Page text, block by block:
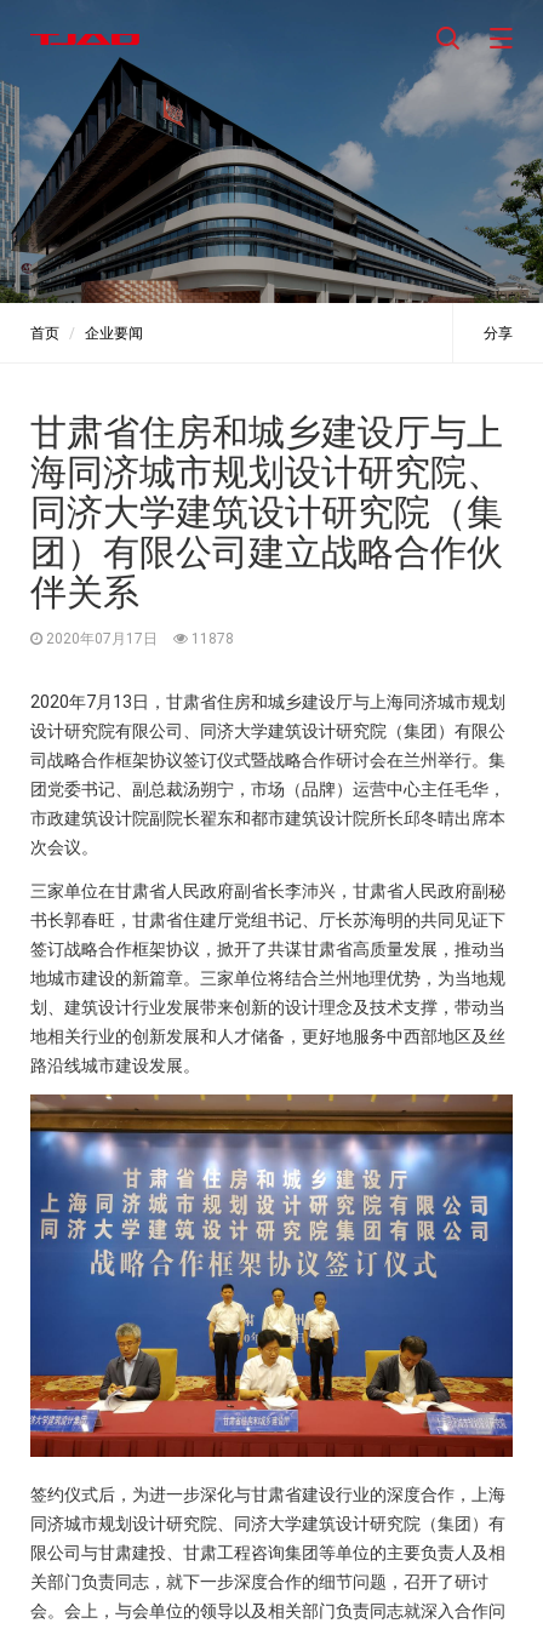
首页 企业要闻 分享
甘肃省住房和城乡建设厅与上
海同济城市规划设计研究院、
同济大学建筑设计研究院（集
团）有限公司建立战略合作伙
伴关系
2020年07月17日 11878
2020年7月13日，甘肃省住房和城乡建设厅与上海同济城市规划
设计研究院有限公司、同济大学建筑设计研究院（集团）有限公
司战略合作框架协议签订仪式暨战略合作研讨会在兰州举行。集
团党委书记、副总裁汤朔宁，市场（品牌）运营中心主任毛华，
市政建筑设计院副院长翟东和都市建筑设计院所长邱冬晴出席本
次会议。
三家单位在甘肃省人民政府副省长李沛兴，甘肃省人民政府副秘
书长郭春旺，甘肃省住建厅党组书记、厅长苏海明的共同见证下
签订战略合作框架协议，掀开了共谋甘肃省高质量发展，推动当
地城市建设的新篇章。三家单位将结合兰州地理优势，为当地规
划、建筑设计行业发展带来创新的设计理念及技术支撑，带动当
地相关行业的创新发展和人才储备，更好地服务中西部地区及丝
路沿线城市建设发展。
签约仪式后，为进一步深化与甘肃省建设行业的深度合作，上海
同济城市规划设计研究院、同济大学建筑设计研究院（集团）有
限公司与甘肃建投、甘肃工程咨询集团等单位的主要负责人及相
关部门负责同志，就下一步深度合作的细节问题，召开了研讨
会。会上，与会单位的领导以及相关部门负责同志就深入合作问